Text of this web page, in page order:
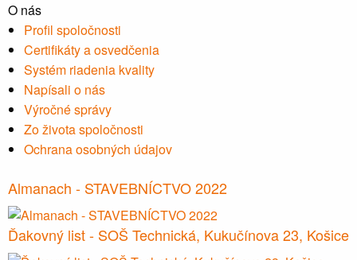
O nás
Profil spoločnosti
Certifikáty a osvedčenia
Systém riadenia kvality
Napísali o nás
Výročné správy
Zo života spoločnosti
Ochrana osobných údajov
Almanach - STAVEBNÍCTVO 2022
Ďakovný list - SOŠ Technická, Kukučínova 23, Košice